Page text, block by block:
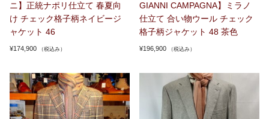
ニ】正統ナポリ仕立て 春夏向
け チェック格子柄ネイビージ
ャケット 46
¥174,900 （税込み）
GIANNI CAMPAGNA】ミラノ
仕立て 合い物ウール チェック
格子柄ジャケット 48 茶色
¥196,900 （税込み）